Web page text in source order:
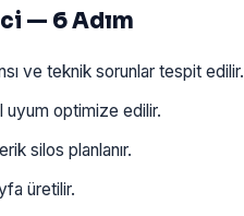
— 6 Adım
ve teknik sorunlar tespit edilir.
uyum optimize edilir.
silos planlanır.
üretilir.